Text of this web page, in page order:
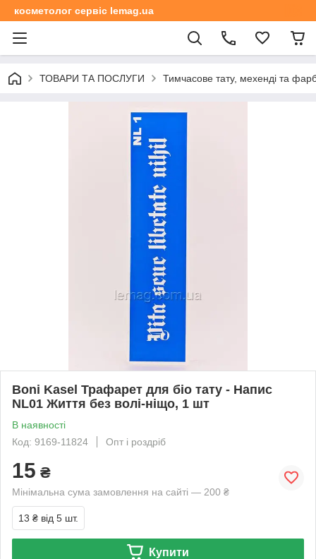
косметолог сервіс lemag.ua
ТОВАРИ ТА ПОСЛУГИ Тимчасове тату, мехенді та
Boni Kasel Трафарет для біо тату - Напис
NL01 Життя без волі-ніщо, 1 шт
В наявності
Код: 9169-11824
Опт і роздріб
15 ₴
Мінімальна сума замовлення на сайті — 200 ₴
13 ₴ від 5 шт.
Купити